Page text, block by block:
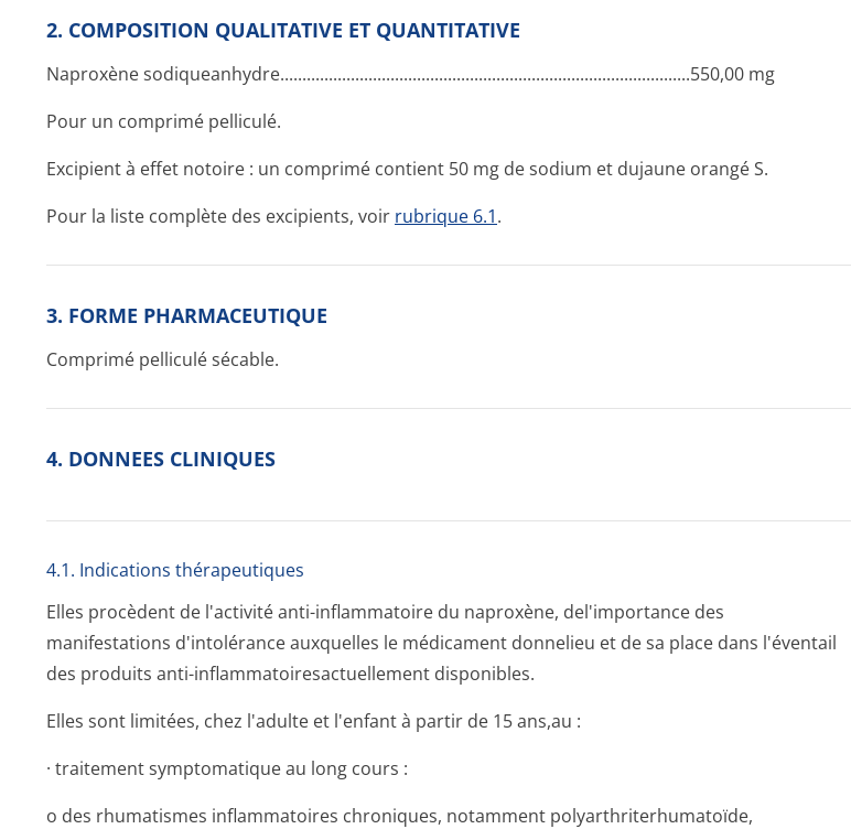
2. COMPOSITION QUALITATIVE ET QUANTITATIVE
Naproxène sodiqueanhydre­.............­.............­.............­.............­.............­.............­.............­..550,00 mg
Pour un comprimé pelliculé.
Excipient à effet notoire : un comprimé contient 50 mg de sodium et dujaune orangé S.
Pour la liste complète des excipients, voir rubrique 6.1.
3. FORME PHARMACEUTIQUE
Comprimé pelliculé sécable.
4. DONNEES CLINIQUES
4.1. Indications thérapeutiques
Elles procèdent de l'activité anti-inflammatoire du naproxène, del'importance des
manifestations d'intolérance auxquelles le médicament donnelieu et de sa place dans l'éventail
des produits anti-inflammatoire­sactuellement disponibles.
Elles sont limitées, chez l'adulte et l'enfant à partir de 15 ans,au :
· traitement symptomatique au long cours :
o des rhumatismes inflammatoires chroniques, notamment polyarthriter­humatoïde,